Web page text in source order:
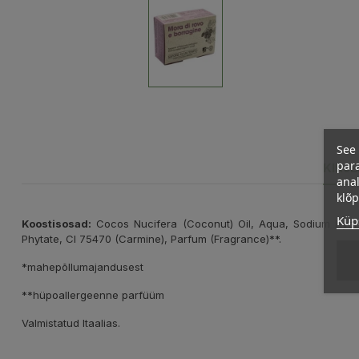
Koostisosad: Cocos Nucifera (Coconut) Oil, Aqua, Sodium
Phytate, Cl 75470 (Carmine), Parfum (Fragrance)**.
*mahepõllumajandusest
**hüpoallergeenne parfüüm
Valmistatud Itaalias.